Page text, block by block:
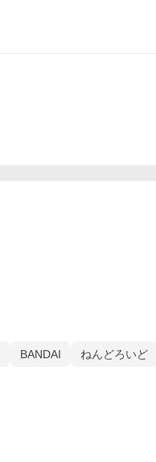
BANDAI ねんどろいど